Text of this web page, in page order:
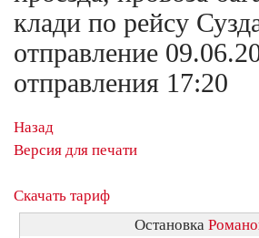
клади по рейсу
отправление
отправления 17:20
Назад
Версия для печати
Скачать тариф
Остановка